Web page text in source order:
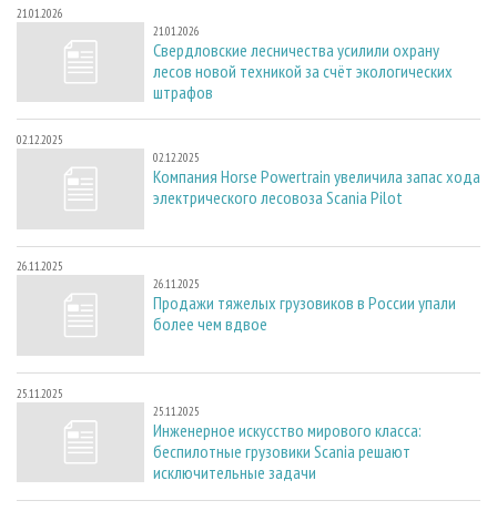
21.01.2026
21.01.2026
Свердловские лесничества усилили охрану
лесов новой техникой за счёт экологических
штрафов
02.12.2025
02.12.2025
Компания Horse Powertrain увеличила запас хода
электрического лесовоза Scania Pilot
26.11.2025
26.11.2025
Продажи тяжелых грузовиков в России упали
более чем вдвое
25.11.2025
25.11.2025
Инженерное искусство мирового класса:
беспилотные грузовики Scania решают
исключительные задачи